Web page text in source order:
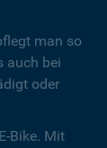
man so
auch bei
oder
Bike. Mit